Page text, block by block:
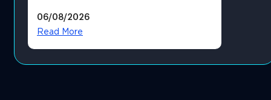
Revenue เร่งเครื่อง New
ปันผล 0.10 บาท/หุ้น
06/08/2026
Read More